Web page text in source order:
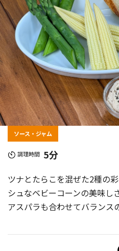
ソース・ジャム
調理時間 5分
ツナとたらこを混ぜた2種の
シュなベビーコーンの美味し
アスパラも合わせてバランス